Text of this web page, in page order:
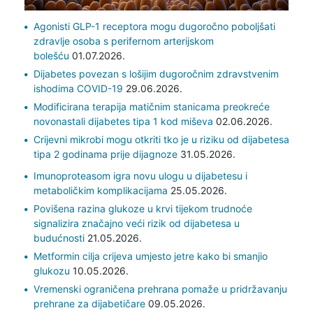
Agonisti GLP-1 receptora mogu dugoročno poboljšati
zdravlje osoba s perifernom arterijskom
bolešću 01.07.2026.
Dijabetes povezan s lošijim dugoročnim zdravstvenim
ishodima COVID-19 29.06.2026.
Modificirana terapija matičnim stanicama preokreće
novonastali dijabetes tipa 1 kod miševa 02.06.2026.
Crijevni mikrobi mogu otkriti tko je u riziku od dijabetesa
tipa 2 godinama prije dijagnoze31.05.2026.
Imunoproteasom igra novu ulogu u dijabetesu i
metaboličkim komplikacijama 25.05.2026.
Povišena razina glukoze u krvi tijekom trudnoće
signalizira značajno veći rizik od dijabetesa u
budućnosti21.05.2026.
Metformin cilja crijeva umjesto jetre kako bi smanjio
glukozu 10.05.2026.
Vremenski ograničena prehrana pomaže u pridržavanju
prehrane za dijabetičare09.05.2026.